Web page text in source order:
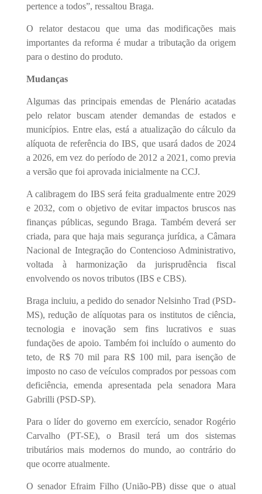
pertence a todos”, ressaltou Braga.
O relator destacou que uma das modificações mais
importantes da reforma é mudar a tributação da origem
para o destino do produto.
Mudanças
Algumas das principais emendas de Plenário acatadas
pelo relator buscam atender demandas de estados e
municípios. Entre elas, está a atualização do cálculo da
alíquota de referência do IBS, que usará dados de 2024
a 2026, em vez do período de 2012 a 2021, como previa
a versão que foi aprovada inicialmente na CCJ.
A calibragem do IBS será feita gradualmente entre 2029
e 2032, com o objetivo de evitar impactos bruscos nas
finanças públicas, segundo Braga. Também deverá ser
criada, para que haja mais segurança jurídica, a Câmara
Nacional de Integração do Contencioso Administrativo,
voltada à harmonização da jurisprudência fiscal
envolvendo os novos tributos (IBS e CBS).
Braga incluiu, a pedido do senador Nelsinho Trad (PSD-
MS), redução de alíquotas para os institutos de ciência,
tecnologia e inovação sem fins lucrativos e suas
fundações de apoio. Também foi incluído o aumento do
teto, de R$ 70 mil para R$ 100 mil, para isenção de
imposto no caso de veículos comprados por pessoas com
deficiência, emenda apresentada pela senadora Mara
Gabrilli (PSD-SP).
Para o líder do governo em exercício, senador Rogério
Carvalho (PT-SE), o Brasil terá um dos sistemas
tributários mais modernos do mundo, ao contrário do
que ocorre atualmente.
O senador Efraim Filho (União-PB) disse que o atual